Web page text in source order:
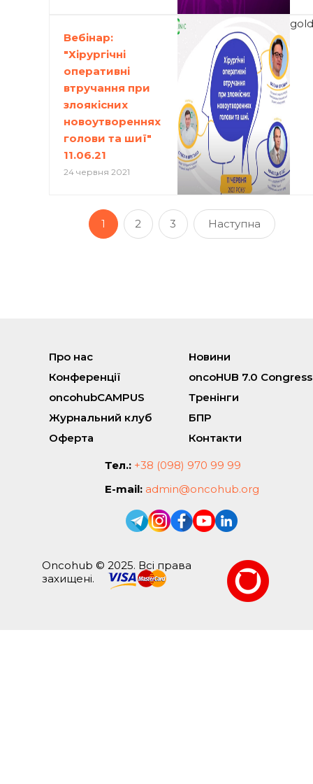
gold
Вебінар:
"Хірургічні
оперативні
втручання при
злоякісних
новоутвореннях
голови та шиї"
11.06.21
24 червня 2021
1 2 3 Наступна
Про нас
Новини
Конференції
oncoHUB 7.0 Congress
oncohubCAMPUS
Тренінги
Журнальний клуб
БПР
Оферта
Контакти
Тел.: +38 (098) 970 99 99
E-mail: admin@oncohub.org
Oncohub © 2025. Всі права
захищені.